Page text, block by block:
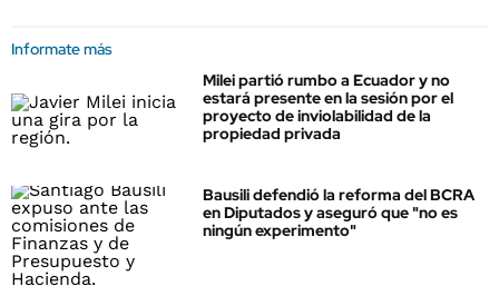
Informate más
Milei partió rumbo a Ecuador y no
estará presente en la sesión por el
proyecto de inviolabilidad de la
propiedad privada
Bausili defendió la reforma del BCRA
en Diputados y aseguró que "no es
ningún experimento"